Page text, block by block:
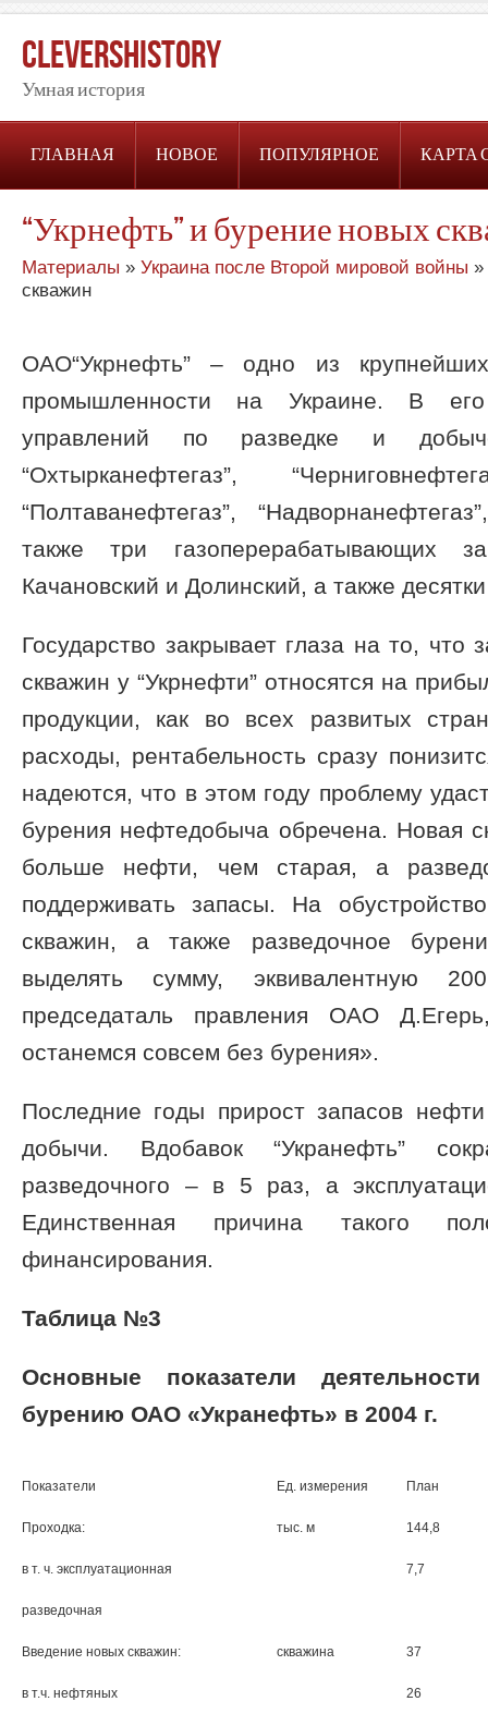
CleversHistory
Умная история
ГЛАВНАЯ НОВОЕ ПОПУЛЯРНОЕ КАРТА
“Укрнефть” и бурение новых
Материалы » Украина после Второй мировой войны »
скважин
ОАО“Укрнефть” – одно из
промышленности на Украине. В
управлений по разведке и
“Охтырканефтегаз”,
“Полтаванефтегаз”,
также три газоперерабатывающих
Качановский и Долинский, а также
Государство закрывает глаза на то, что
скважин у “Укрнефти” относятся на
продукции, как во всех развитых
расходы, рентабельность сразу
надеются, что в этом году проблему
бурения нефтедобыча обречена. Новая
больше нефти, чем старая, а
поддерживать запасы. На
скважин, а также разведочное
выделять сумму, эквивалентную
председаталь правления ОАО
останемся совсем без бурения».
Последние годы прирост запасов
добычи. Вдобавок “Укранефть”
разведочного – в 5 раз, а
Единственная причина такого
финансирования.
Таблица №3
Основные показатели
бурению ОАО «Укранефть» в 2004 г.
Показатели Ед. измерения План
Проходка:
в т. ч. эксплуатационная
разведочная
тыс. м 144,8
7,7
Введение новых скважин:
в т.ч. нефтяных
скважина 37
26